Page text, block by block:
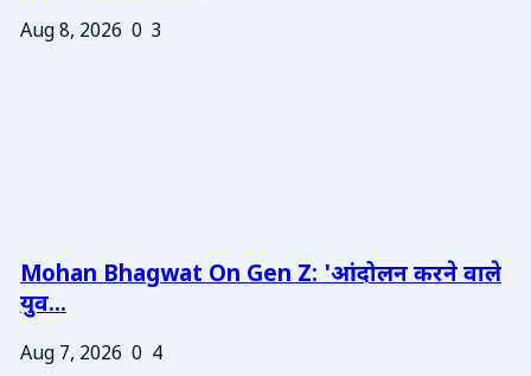
Aug 8, 2026 0 3
Mohan Bhagwat On Gen Z: 'आंदोलन करने वाले
युव...
Aug 7, 2026 0 4